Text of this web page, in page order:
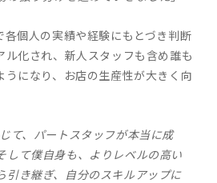
各個人の実績や経験にもとづき判断
ル化され、新人スタッフも含め誰も
うになり、お店の生産性が大きく向
て、パートスタッフが本当に成
して僕自身も、よりレベルの高い
引き継ぎ、自分のスキルアップに